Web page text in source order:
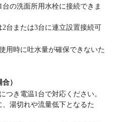
の洗面所用水栓に接続できま
台または3台に連立設置接続可
用時に吐水量が確保できないた
）
き電温1台で対応ください。
湯切れや流量低下となるた